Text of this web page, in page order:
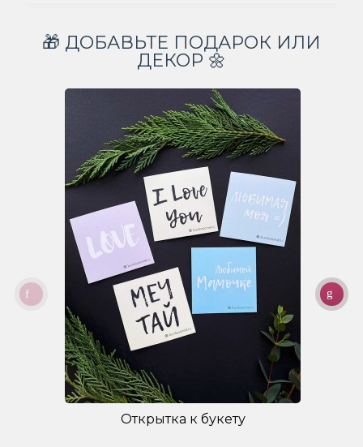
🎁 ДОБАВЬТЕ ПОДАРОК ИЛИ
ДЕКОР 🌼
Открытка к букету